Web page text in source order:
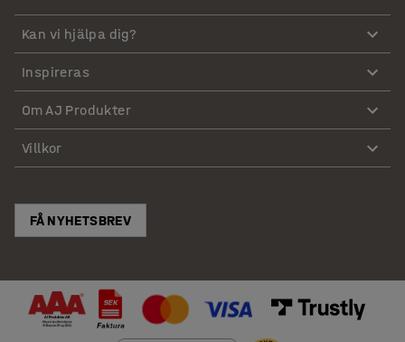
mycket plats.
Funktion och användning
Tänk över hur skrivbordet kommer att användas. Är det
enbart till dig eller kommer du dela det med andra? Har
du behov av extra förvaring eller är det ett litet bord du
Ergonomi och komfort
skrivbord kan anpassas efter användarens längd och
hjälpa till att variera mellan sittande och stående
arbete.Lär dig mer om ergonomi
Kan vi hjälpa dig?
Inspireras
Om AJ Produkter
Villkor
FÅ NYHETSBREV